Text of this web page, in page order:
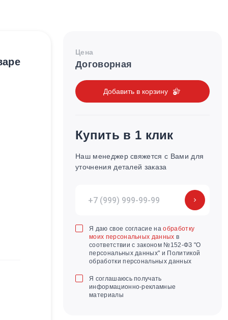
Цена
Договорная
Добавить в корзину
Купить в 1 клик
Наш менеджер свяжется с Вами для
уточнения деталей заказа
Я даю свое согласие наобработку
моих персональных данных в
соответствии с законом №152-ФЗ "О
персональных данных" и Политикой
обработки персональных данных
Я соглашаюсь получать
информационно-рекламные
материалы